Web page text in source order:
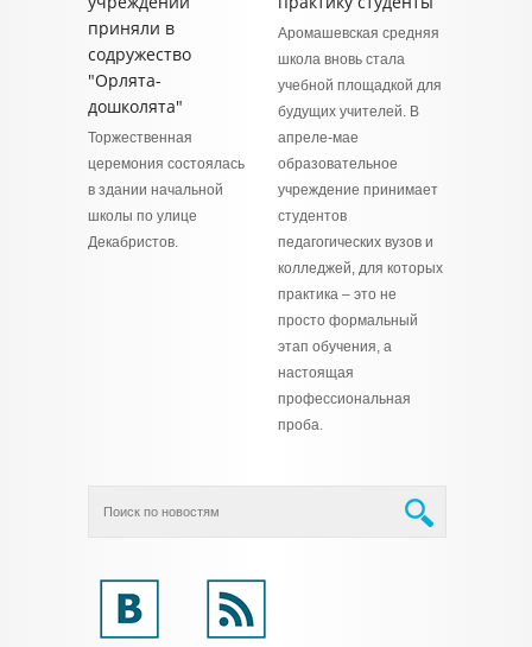
приняли в
содружество
"Орлята-
дошколята"
Торжественная
церемония состоялась
в здании начальной
школы по улице
Декабристов.
Аромашевская средняя
школа вновь стала
учебной площадкой для
будущих учителей. В
апреле-мае
образовательное
учреждение принимает
студентов
педагогических вузов и
колледжей, для которых
практика – это не
просто формальный
этап обучения, а
настоящая
профессиональная
проба.